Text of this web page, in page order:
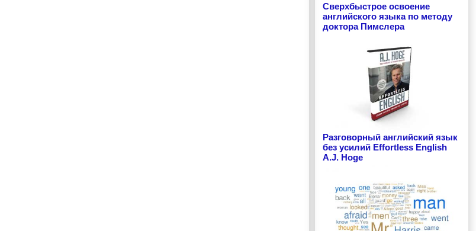
Сверхбыстрое освоение
английского языка по методу
доктора Пимслера
Разговорный английский язык
без усилий Effortless English
A.J. Hoge